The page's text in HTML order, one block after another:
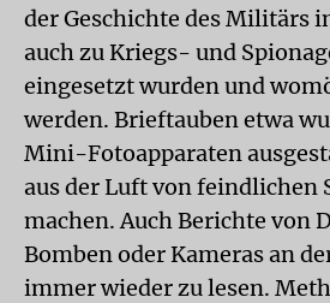
der Geschichte des Militärs
auch zu Kriegs- und
eingesetzt wurden und
werden. Brieftauben etwa
Mini-Fotoapparaten
aus der Luft von feindlichen
machen. Auch Berichte von
Bomben oder Kameras an
immer wieder zu lesen.